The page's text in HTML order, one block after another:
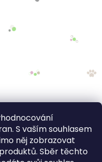
S vaším souhlasem
něj zobrazovat
Sběr těchto